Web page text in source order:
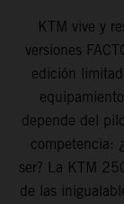
KTM vive y
versiones
edición
depende del
competencia:
ser? La KTM
de las